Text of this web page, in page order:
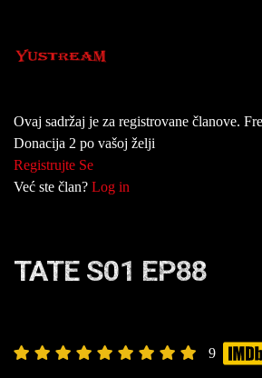
Ovaj sadržaj je za registrovane članove.
Donacija 2 po vašoj želji
Registrujte Se
Već ste član? Log in
TATE S01 EP88
9